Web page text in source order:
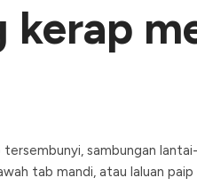
kerap
sambungan
tab mandi, atau laluan paip